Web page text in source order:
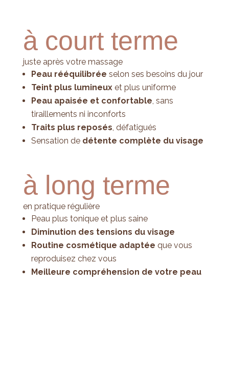
à court terme
juste après votre massage
Peau rééquilibrée selon ses besoins du jour
Teint plus lumineuxet plus uniforme
Peau apaisée et confortable, sans
tiraillements ni inconforts
Traits plus reposés, défatigués
Sensation de détente complète du visage
à long terme
en pratique régulière
Peau plus tonique et plus saine
Diminution des tensions du visage
Routine cosmétique adaptée que vous
reproduisez chez vous
Meilleure compréhension de votre peau